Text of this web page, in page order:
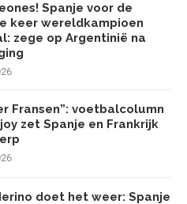
Spanje voor de
keer wereldkampioen
zege op Argentinië na
Fransen”: voetbalcolumn
zet Spanje en Frankrijk
doet het weer: Spanje